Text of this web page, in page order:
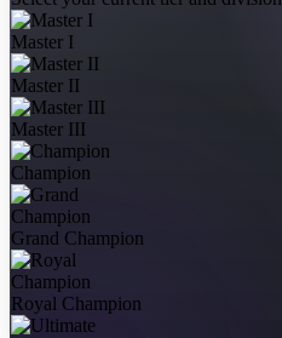
Master I
Master II
Master III
Champion
Grand Champion
Royal Champion